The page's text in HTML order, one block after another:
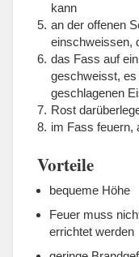
kann
an der offenen
einschweissen,
das Fass auf
geschweisst, es
geschlagenen
Rost
im Fass feuern,
Vorteile
bequeme Höhe
Feuer muss
errichtet werden